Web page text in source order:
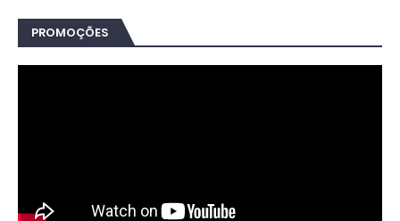
PROMOÇÕES